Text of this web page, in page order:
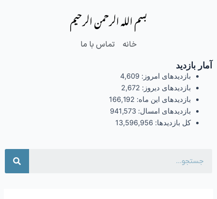
بسم الله الرحمن الرحیم
خانه تماس با ما
آمار بازدید
بازدیدهای امروز: 4,609
بازدیدهای دیروز: 2,672
بازدیدهای این ماه: 166,192
بازدیدهای امسال: 941,573
کل بازدیدها: 13,596,956